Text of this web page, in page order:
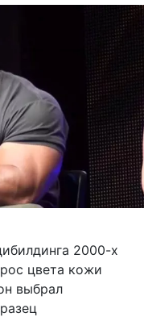
2000-х
цвета кожи
выбрал